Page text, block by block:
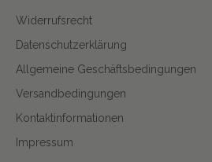
Widerrufsrecht
Datenschutzerklärung
Allgemeine Geschäftsbedingungen
Versandbedingungen
Kontaktinformationen
Impressum